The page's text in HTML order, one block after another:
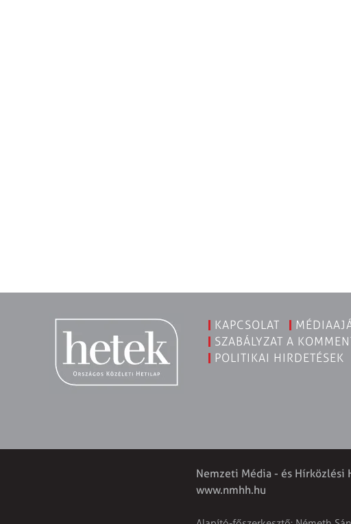
KAPCSOLAT
SZABÁLYZAT A
POLITIKAI HIRDETÉSEK
Nemzeti Média - és
www.nmhh.hu